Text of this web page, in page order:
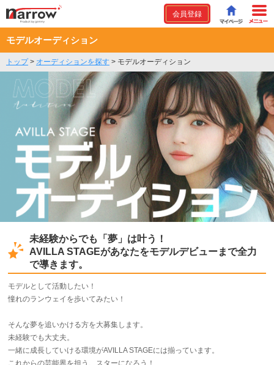
会員登録
モデルオーディション
トップ> オーディションを探す > モデルオーディション
未経験からでも「夢」は叶う！
AVILLA STAGEがあなたをモデルデビューまで全力
で導きます。
モデルとして活動したい！
憧れのランウェイを歩いてみたい！
そんな夢を追いかける方を大募集します。
未経験でも大丈夫。
一緒に成長していける環境がAVILLA STAGEには揃っています。